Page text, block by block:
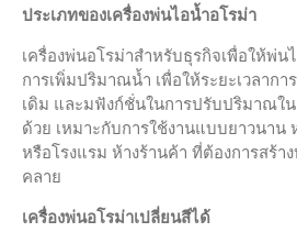
eser
Posi
orem
ประเภทของเครื่องพ่นไอน้ำอโรม่า
เครื่องพ่นอโรม่าสำหรับธุรกิจเพื่อให้พ่
การเพิ่มปริมาณน้ำ เพื่อให้ระยะเวลาก
เดิม และมฟังก์ชั่นในการปรับปริมาณใ
ด้วย เหมาะกับการใช้งานแบบยาวนาน
หรือโรงแรม ห้างร้านค้า ที่ต้องการสร้
คลาย
เครื่องพ่นอโรม่าเปลี่ยนสีได้